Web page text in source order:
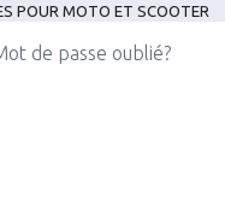
POUR MOTO ET SCOOTER
de passe oublié?